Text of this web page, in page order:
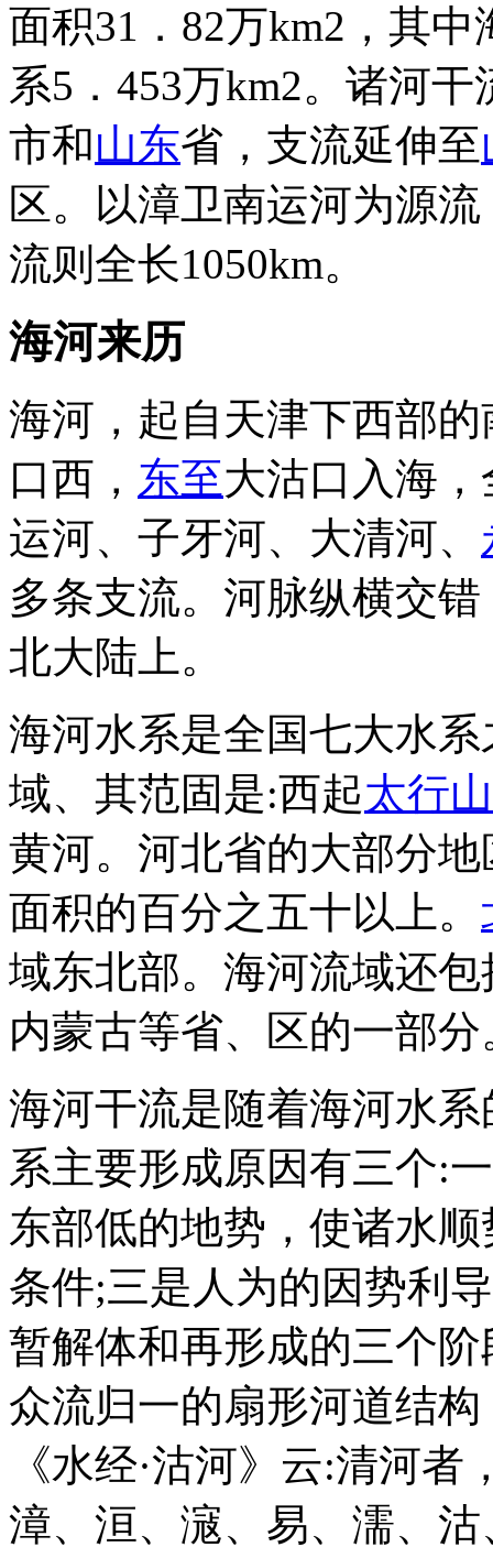
面积31．82万km2，其
系5．453万km2。诸河干
市和山东省，支流延伸至
区。以漳卫南运河为源流
流则全长1050km。
海河来历
海河，起自天津下西部
口西， 东至大沽口入海
运河、子牙河、大清河、
多条支流。河脉纵横交
北大陆上。
海河水系是全国七大水
域、其范固是:西起太行山
黄河。河北省的大部分
面积的百分之五十以上。
域东北部。海河流域还
内蒙古等省、区的一部分
海河干流是随着海河水
系主要形成原因有三个:
东部低的地势，使诸水
条件;三是人为的因势利
暂解体和再形成的三个
众流归一的扇形河道结
《水经·沽河》云:清河
漳、洹、滱、易、濡、